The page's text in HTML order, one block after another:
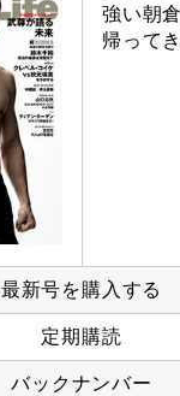
強い朝
帰って
最新号を購入する
定期購読
バックナンバー